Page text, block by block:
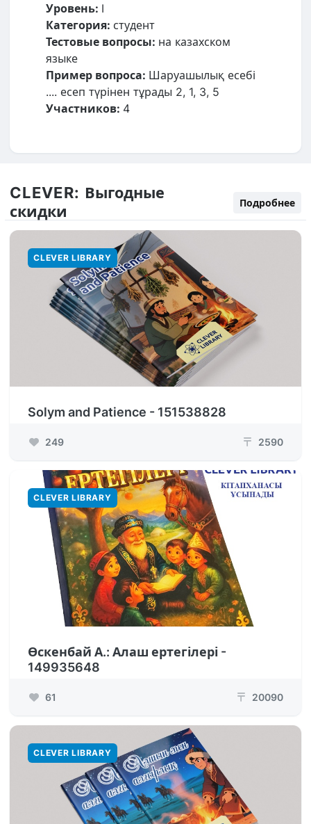
Уровень: I
Категория: студент
Тестовые вопросы: на казахском
языке
Пример вопроса: Шаруашылық есебі
.... есеп түрінен тұрады 2, 1, 3, 5
Участников: 4
CLEVER: Выгодные
скидки
Подробнее
CLEVER LIBRARY
Solym and Patience - 151538828
249 ₸ 2590
CLEVER LIBRARY
Өскенбай А.: Алаш ертегілері -
149935648
61 ₸ 20090
CLEVER LIBRARY